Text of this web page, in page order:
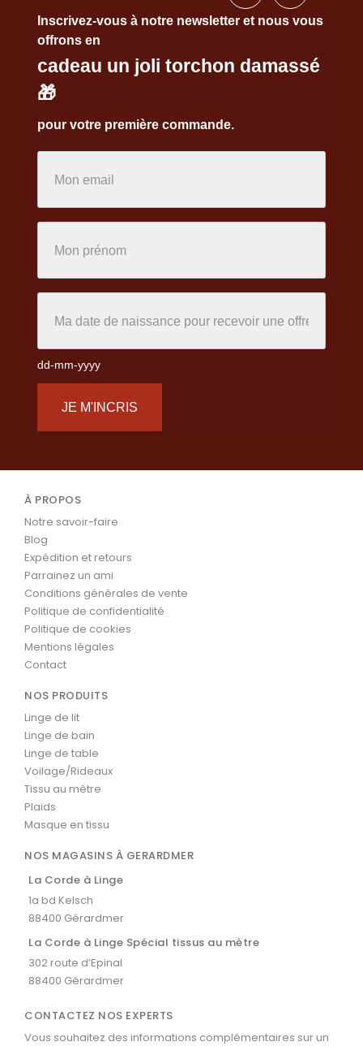
Inscrivez-vous à notre newsletter et nous vous
offrons en
cadeau un joli torchon damassé
🎁
pour votre première commande.
dd-mm-yyyy
JE M'INCRIS
À PROPOS
Notre savoir-faire
Blog
Expédition et retours
Parrainez un ami
Conditions générales de vente
Politique de confidentialité
Politique de cookies
Mentions légales
Contact
NOS PRODUITS
Linge de lit
Linge de bain
Linge de table
Voilage/Rideaux
Tissu au mètre
Plaids
Masque en tissu
NOS MAGASINS À GERARDMER
La Corde à Linge
1a bd Kelsch
88400 Gérardmer
La Corde à Linge Spécial tissus au mètre
302 route d’Epinal
88400 Gérardmer
CONTACTEZ NOS EXPERTS
Vous souhaitez des informations complémentaires sur un